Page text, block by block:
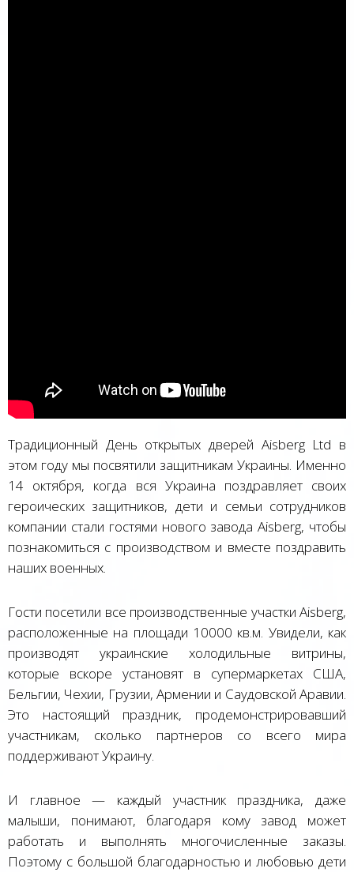
Традиционный День открытых дверей Aisberg Ltd в
этом году мы посвятили защитникам Украины. Именно
14 октября, когда вся Украина поздравляет своих
героических защитников, дети и семьи сотрудников
компании стали гостями нового завода Aisberg, чтобы
познакомиться с производством и вместе поздравить
наших военных.
Гости посетили все производственные участки Aisberg,
расположенные на площади 10000 кв.м. Увидели, как
производят украинские холодильные витрины,
которые вскоре установят в супермаркетах США,
Бельгии, Чехии, Грузии, Армении и Саудовской Аравии.
Это настоящий праздник, продемонстрировавший
участникам, сколько партнеров со всего мира
поддерживают Украину.
И главное — каждый участник праздника, даже
малыши, понимают, благодаря кому завод может
работать и выполнять многочисленные заказы.
Поэтому с большой благодарностью и любовью дети